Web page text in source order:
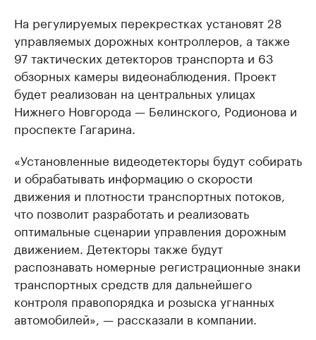
На регулируемых перекрестках установят 28
управляемых дорожных контроллеров, а также
97 тактических детекторов транспорта и 63
обзорных камеры видеонаблюдения. Проект
будет реализован на центральных улицах
Нижнего Новгорода — Белинского, Родионова и
проспекте Гагарина.
«Установленные видеодетекторы будут собирать
и обрабатывать информацию о скорости
движения и плотности транспортных потоков,
что позволит разработать и реализовать
оптимальные сценарии управления дорожным
движением. Детекторы также будут
распознавать номерные регистрационные знаки
транспортных средств для дальнейшего
контроля правопорядка и розыска угнанных
автомобилей», — рассказали в компании.